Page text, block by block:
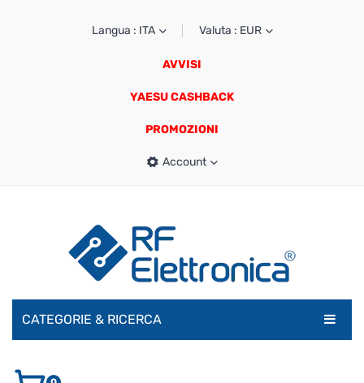
Langua : ITA Valuta : EUR
AVVISI
YAESU CASHBACK
PROMOZIONI
Account
CATEGORIE & RICERCA